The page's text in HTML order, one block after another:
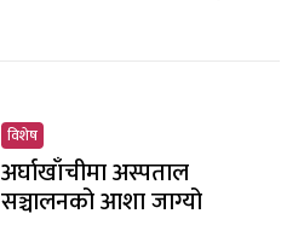
विशेष
अर्घाखाँचीमा अस्पताल
सञ्चालनको आशा जाग्यो